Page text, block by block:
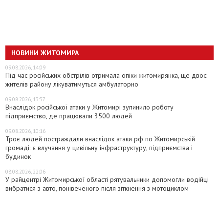
НОВИНИ ЖИТОМИРА
09.08.2026, 14:09
Під час російських обстрілів отримала опіки житомирянка, ще двоє
жителів району лікуватимуться амбулаторно
09.08.2026, 13:37
Внаслідок російської атаки у Житомирі зупинило роботу
підприємство, де працювали 3500 людей
09.08.2026, 10:16
Троє людей постраждали внаслідок атаки рф по Житомирській
громаді: є влучання у цивільну інфраструктуру, підприємства і
будинок
08.08.2026, 22:06
У райцентрі Житомирської області рятувальники допомогли водійці
вибратися з авто, понівеченого після зіткнення з мотоциклом